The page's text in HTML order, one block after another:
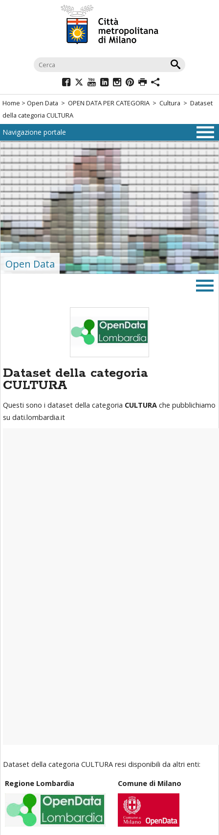
navigazione
menù
di
navigazione
interna
Salta
al
contenuto
Salta
all'
area
banner
Salta
footer
Home > Open Data > OPEN DATA PER CATEGORIA > Cultura > Dataset
della categoria CULTURA
Navigazione portale
Open Data
Dataset della categoria
CULTURA
Questi sono i dataset della categoria CULTURA che pubblichiamo
su dati.lombardia.it
Dataset della categoria CULTURA resi disponibili da altri enti:
Regione Lombardia Comune di Milano